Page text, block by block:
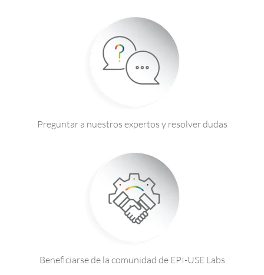
Preguntar a nuestros expertos y resolver dudas
Beneficiarse de la comunidad de EPI-USE Labs